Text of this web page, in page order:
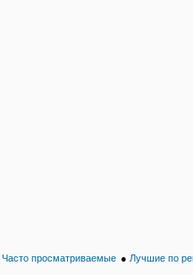
Часто просматриваемые ● Лучшие по